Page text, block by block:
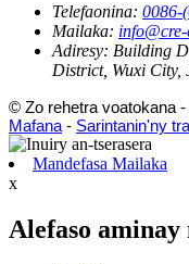
Telefaonina: 0086-
Mailaka:
Adiresy: Building
District, Wuxi City,
© Zo rehetra voatokana -
Mafana - Sarintanin'ny
Mandefasa Mailaka
x
Alefaso